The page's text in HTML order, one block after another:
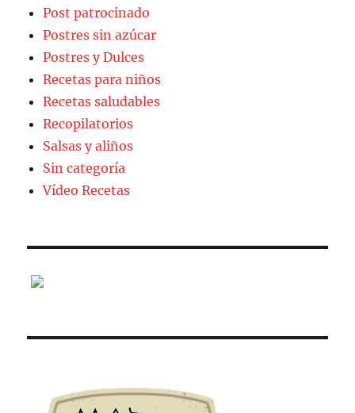
Post patrocinado
Postres sin azúcar
Postres y Dulces
Recetas para niños
Recetas saludables
Recopilatorios
Salsas y aliños
Sin categoría
Vídeo Recetas